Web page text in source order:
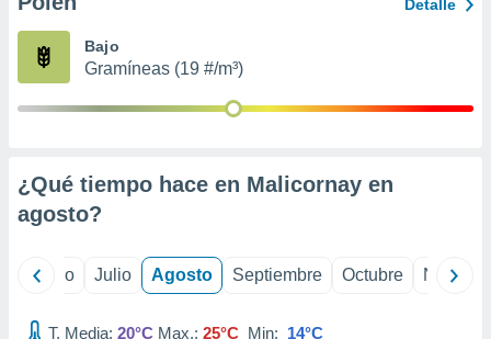
publicidad
Detalle
Bajo
Gramíneas (19 #/m³)
¿Qué tiempo hace en Malicornay en
agosto?
Junio Julio Agosto Septiembre Octubre
T. Media: 20°C Max.: 25°C Min: 14°C